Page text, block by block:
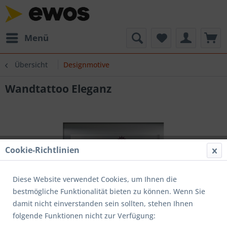
Menü
Übersicht Designmotive
Wandtattoo Eleganz
Cookie-Richtlinien
Diese Website verwendet Cookies, um Ihnen die
bestmögliche Funktionalität bieten zu können. Wenn Sie
damit nicht einverstanden sein sollten, stehen Ihnen
folgende Funktionen nicht zur Verfügung: